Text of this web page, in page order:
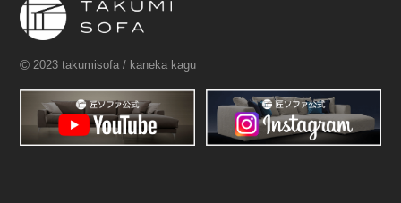
© 2023 takumisofa / kaneka kagu